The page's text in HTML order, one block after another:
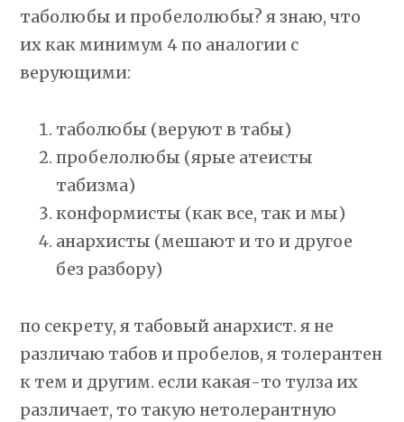
таболюбы и пробелолюбы? я знаю, что
их как минимум 4 по аналогии с
верующими:
таболюбы (веруют в табы)
пробелолюбы (ярые атеисты
табизма)
конформисты (как все, так и мы)
анархисты (мешают и то и другое
без разбору)
по секрету, я табовый анархист. я не
различаю табов и пробелов, я толерантен
к тем и другим. если какая-то тулза их
различает, то такую нетолерантную